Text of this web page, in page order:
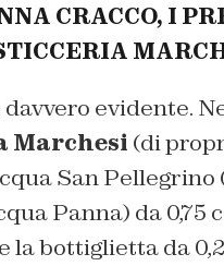
CRACCO, I
evidente.
Marchesi (di
San Pellegrino
Panna) da 0,75
la bottiglietta da